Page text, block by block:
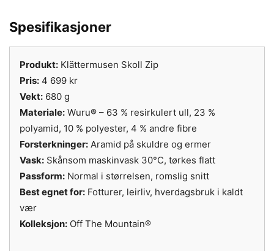
Spesifikasjoner
Produkt: Klättermusen Skoll Zip
Pris: 4 699 kr
Vekt: 680 g
Materiale: Wuru® – 63 % resirkulert ull, 23 %
polyamid, 10 % polyester, 4 % andre fibre
Forsterkninger: Aramid på skuldre og ermer
Vask: Skånsom maskinvask 30°C, tørkes flatt
Passform: Normal i størrelsen, romslig snitt
Best egnet for: Fotturer, leirliv, hverdagsbruk i kaldt
vær
Kolleksjon: Off The Mountain®